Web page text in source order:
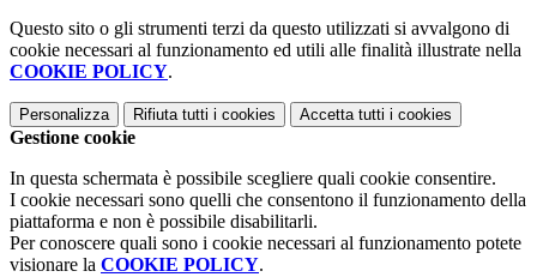
Questo sito o gli strumenti terzi da questo utilizzati si avvalgono di
cookie necessari al funzionamento ed utili alle finalità illustrate nella
COOKIE POLICY.
Personalizza Rifiuta tutti i cookies Accetta tutti i cookies
Gestione cookie
In questa schermata è possibile scegliere quali cookie consentire.
I cookie necessari sono quelli che consentono il funzionamento della
piattaforma e non è possibile disabilitarli.
Per conoscere quali sono i cookie necessari al funzionamento potete
visionare la COOKIE POLICY.